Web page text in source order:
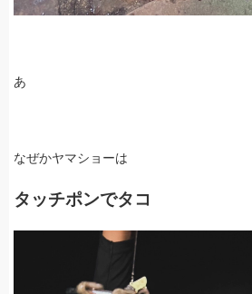
あ
なぜかヤマショーは
タッチポンでタコ